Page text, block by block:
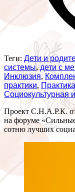
Теги: Дети и
системы,дети с
Инклюзия,
практики, Практика
Социокультурная
Проект С.Н.А.Р.К.
на форуме
сотню лучших